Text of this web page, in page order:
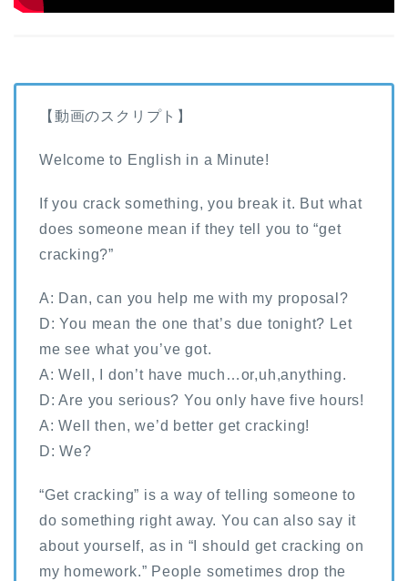
【動画のスクリプト】
Welcome to English in a Minute!
If you crack something, you break it. But what
does someone mean if they tell you to “get
cracking?”
A: Dan, can you help me with my proposal?
D: You mean the one that’s due tonight? Let
me see what you’ve got.
A: Well, I don’t have much…or,uh,anything.
D: Are you serious? You only have five hours!
A: Well then, we’d better get cracking!
D: We?
“Get cracking” is a way of telling someone to
do something right away. You can also say it
about yourself, as in “I should get cracking on
my homework.” People sometimes drop the